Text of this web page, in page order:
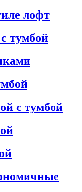
лофт
тумбой
с тумбой